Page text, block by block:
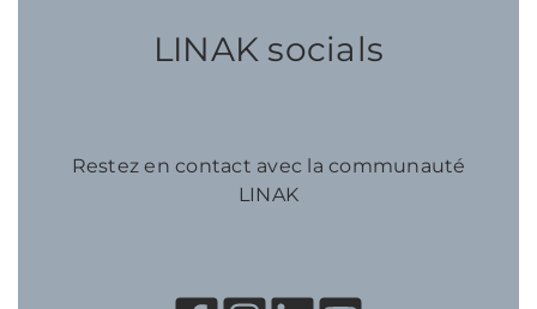
LINAK socials
Restez en contact avec la communauté
LINAK